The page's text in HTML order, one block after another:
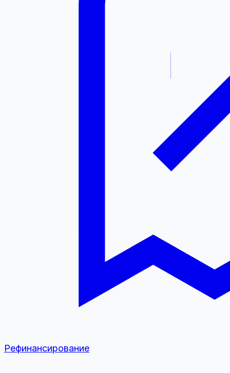
Рефинансирование